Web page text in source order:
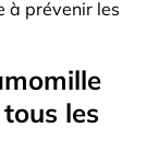
à prévenir les
les